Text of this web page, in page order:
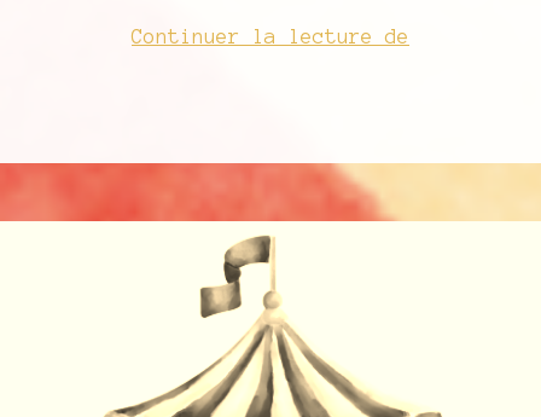
Continuer la lecture de